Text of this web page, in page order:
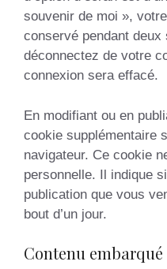
souvenir de moi »,
conservé pendant
déconnectez de votre
connexion sera effacé.
En modifiant ou en
cookie supplémentaire
navigateur. Ce cookie
personnelle. Il indique
publication que vous
bout d’un jour.
Contenu